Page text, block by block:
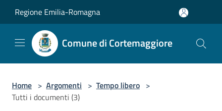
Regione Emilia-Romagna
Comune di Cortemaggiore
Home > Argomenti > Tempo libero >
Tutti i documenti (3)